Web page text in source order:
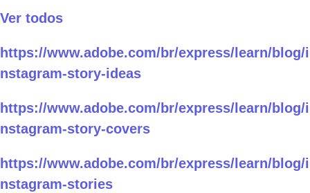
Ver todos
https://www.adobe.com/br/express/learn/blog/i
nstagram-story-ideas
https://www.adobe.com/br/express/learn/blog/i
nstagram-story-covers
https://www.adobe.com/br/express/learn/blog/i
nstagram-stories